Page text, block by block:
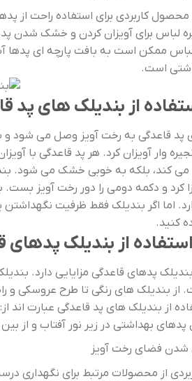
کاربردی برای استفاده راحت از
لباس برای آویزان کردن و خشک شدن
ممکن است به بافت پارچه ای پدها
است.
از بندیلک های پد
پد قاعدگی به رخت آویز وصل می شود و
وار آویزان کرد. هر پد قاعدگی با
کرد و دکمه دومی را دور رخت آویز
اما اگر بندیلک فقط ظرفیت
کنید.
از بندیلک پدهای
پدهای قاعدگی مزایایی دارد.
بندیلک های رنگی تا طرح عروسکی و
از بندیلک های پد قاعدگی عبارت اند از:
بهداشتی در زیر نور آفتاب و از بین
شدن فضای رخت آویز
از محصولات مرتبط برای نگهداری